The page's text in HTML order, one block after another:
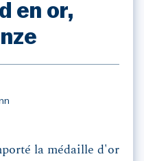
en or,
la médaille d'or